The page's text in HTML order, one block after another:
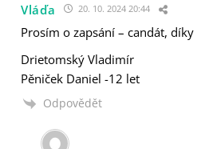
Vláďa 20. 10. 2024 20:44
Prosím o zapsání – candát, díky
Drietomský Vladimír
Pěniček Daniel -12 let
Odpovědět